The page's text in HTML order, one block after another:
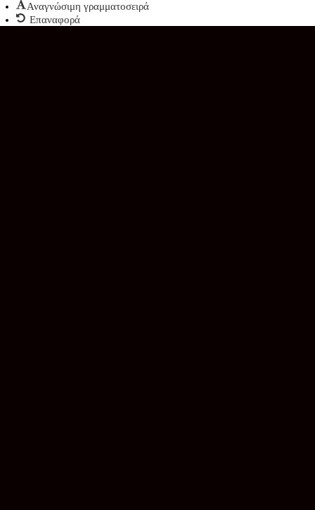
Αναγνώσιμη γραμματοσειρά
Επαναφορά